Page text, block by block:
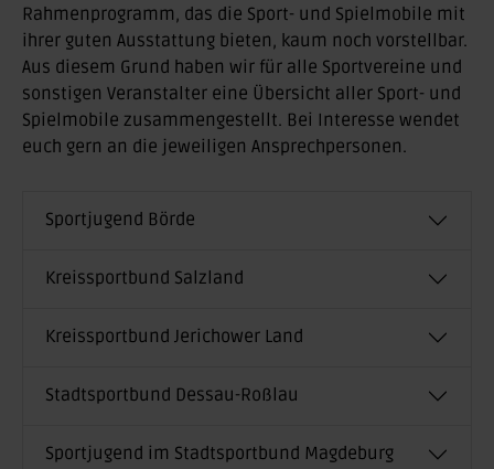
Rahmenprogramm, das die Sport- und Spielmobile mit
ihrer guten Ausstattung bieten, kaum noch vorstellbar.
Aus diesem Grund haben wir für alle Sportvereine und
sonstigen Veranstalter eine Übersicht aller Sport- und
Spielmobile zusammengestellt. Bei Interesse wendet
euch gern an die jeweiligen Ansprechpersonen.
Sportjugend Börde
Kreissportbund Salzland
Kreissportbund Jerichower Land
Stadtsportbund Dessau-Roßlau
Sportjugend im Stadtsportbund Magdeburg